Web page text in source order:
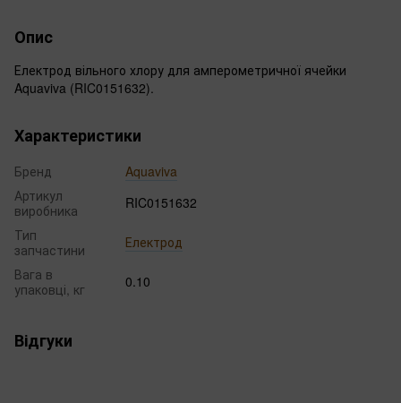
Опис
Електрод вільного хлору для амперометричної ячейки
Aquaviva (RIC0151632).
Характеристики
Бренд
Aquaviva
Артикул
виробника
RIC0151632
Тип
запчастини
Електрод
Вага в
упаковці, кг
0.10
Відгуки